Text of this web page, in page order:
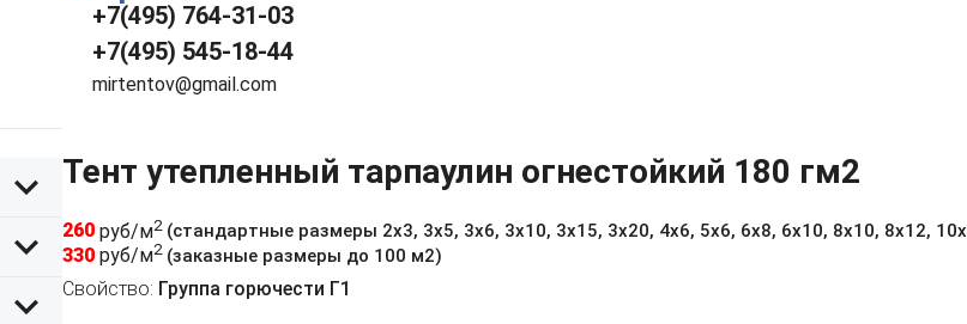
+7(495) 764-31-03
+7(495) 545-18-44
mirtentov@gmail.com
Тент утепленный тарпаулин огнестойкий 180 гм2
260 руб/м2 (стандартные размеры 2х3, 3х5, 3х6, 3х10, 3х15, 3х20, 4х6, 5х6, 6х8, 6х10, 8х10, 8х12,
330 руб/м2 (заказные размеры до 100 м2)
Свойство: Группа горючести Г1